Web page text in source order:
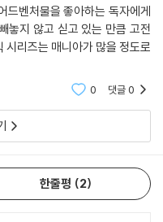
드벤처물을 좋아하는 독자에게
놓지 않고 싣고 있는 만큼 고전
시리즈는 매니아가 많을 정도로
0 댓글0
한줄평 2